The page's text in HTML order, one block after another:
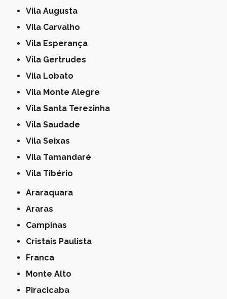
Vila Augusta
Vila Carvalho
Vila Esperança
Vila Gertrudes
Vila Lobato
Vila Monte Alegre
Vila Santa Terezinha
Vila Saudade
Vila Seixas
Vila Tamandaré
Vila Tibério
Araraquara
Araras
Campinas
Cristais Paulista
Franca
Monte Alto
Piracicaba